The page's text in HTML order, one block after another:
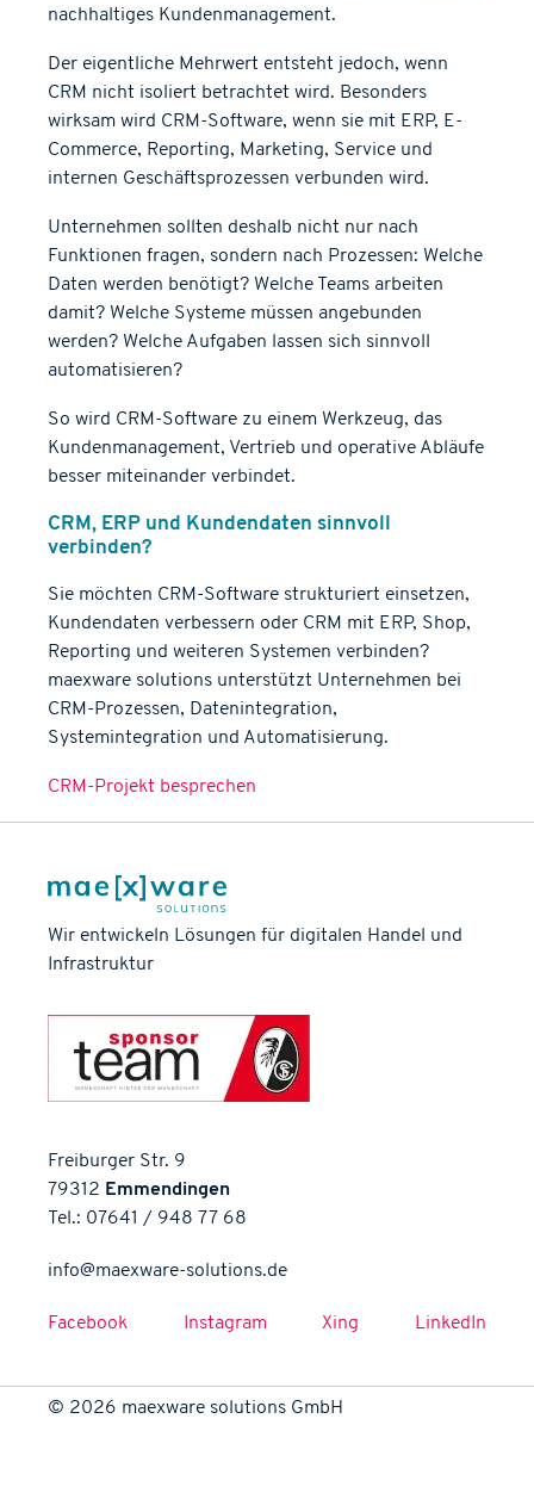
nachhaltiges Kundenmanagement.
Der eigentliche Mehrwert entsteht jedoch, wenn
CRM nicht isoliert betrachtet wird. Besonders
wirksam wird CRM-Software, wenn sie mit ERP, E-
Commerce, Reporting, Marketing, Service und
internen Geschäftsprozessen verbunden wird.
Unternehmen sollten deshalb nicht nur nach
Funktionen fragen, sondern nach Prozessen: Welche
Daten werden benötigt? Welche Teams arbeiten
damit? Welche Systeme müssen angebunden
werden? Welche Aufgaben lassen sich sinnvoll
automatisieren?
So wird CRM-Software zu einem Werkzeug, das
Kundenmanagement, Vertrieb und operative Abläufe
besser miteinander verbindet.
CRM, ERP und Kundendaten sinnvoll
verbinden?
Sie möchten CRM-Software strukturiert einsetzen,
Kundendaten verbessern oder CRM mit ERP, Shop,
Reporting und weiteren Systemen verbinden?
maexware solutions unterstützt Unternehmen bei
CRM-Prozessen, Datenintegration,
Systemintegration und Automatisierung.
CRM-Projekt besprechen
Wir entwickeln Lösungen für digitalen Handel und
Infrastruktur
Freiburger Str. 9
79312 Emmendingen
Tel.: 07641 / 948 77 68
Facebook Instagram Xing LinkedIn
© 2026 maexware solutions GmbH